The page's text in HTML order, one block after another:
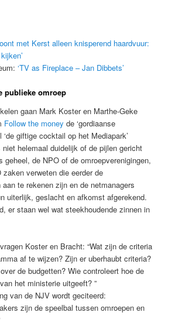
met Kerst alleen knisperend haardvuur:
‘TV as Fireplace – Jan Dibbets’
publieke omroep
gaan Mark Koster en Marthe-Geke
Follow the money de ‘gordiaanse
‘de giftige cocktail op het Mediapark’
helemaal duidelijk of de pijlen gericht
geheel, de NPO of de omroepverenigingen,
verweten die eerder de
aan te rekenen zijn en de netmanagers
uiterlijk, geslacht en afkomst afgerekend.
er staan wel wat steekhoudende zinnen in
Koster en Bracht: “Wat zijn de criteria
af te wijzen? Zijn er uberhaubt criteria?
de budgetten? Wie controleert hoe de
het ministerie uitgeeft? ”
van de NJV wordt geciteerd:
zijn de speelbal tussen omroepen en